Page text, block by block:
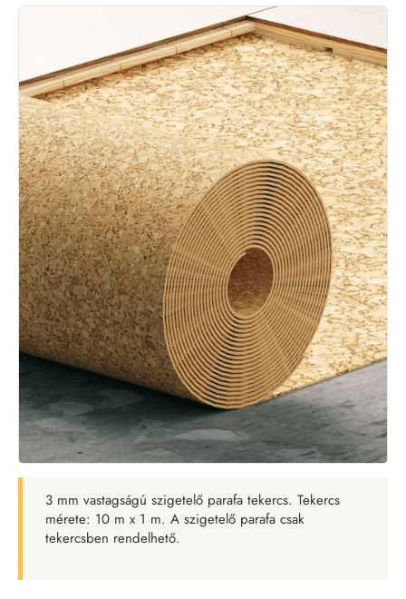
3 mm vastagságú szigetelő parafa tekercs. Tekercs
mérete: 10 m x 1 m. A szigetelő parafa csak
tekercsben rendelhető.